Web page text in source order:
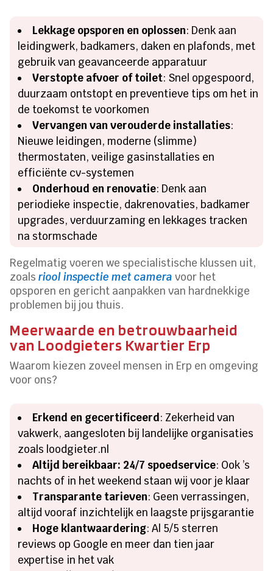
Lekkage opsporen en oplossen: Denk aan
leidingwerk, badkamers, daken en plafonds, met
gebruik van geavanceerde apparatuur
Verstopte afvoer of toilet: Snel opgespoord,
duurzaam ontstopt en preventieve tips om het in
de toekomst te voorkomen
Vervangen van verouderde installaties:
Nieuwe leidingen, moderne (slimme)
thermostaten, veilige gasinstallaties en
efficiënte cv-systemen
Onderhoud en renovatie: Denk aan
periodieke inspectie, dakrenovaties, badkamer
upgrades, verduurzaming en lekkages tracken
na stormschade
Regelmatig voeren we specialistische klussen uit,
zoalsriool inspectie met camera voor het
opsporen en gericht aanpakken van hardnekkige
problemen bij jou thuis.
Meerwaarde en betrouwbaarheid
van Loodgieters Kwartier Erp
Waarom kiezen zoveel mensen in Erp en omgeving
voor ons?
Erkend en gecertificeerd: Zekerheid van
vakwerk, aangesloten bij landelijke organisaties
zoals loodgieter.nl
Altijd bereikbaar: 24/7 spoedservice: Ook ’s
nachts of in het weekend staan wij voor je klaar
Transparante tarieven: Geen verrassingen,
altijd vooraf inzichtelijk en laagste prijsgarantie
Hoge klantwaardering: Al 5/5 sterren
reviews op Google en meer dan tien jaar
expertise in het vak